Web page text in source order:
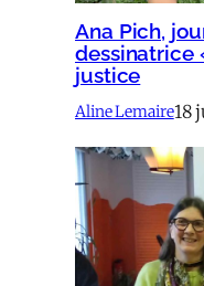
Ana Pich,
dessinatrice
justice
Aline Lemaire18